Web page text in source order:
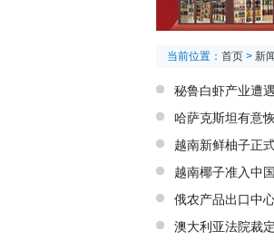
当前位置： 首页 > 新闻
秘鲁白虾产业遭
哈萨克斯坦有意
越南新鲜柚子正
越南椰子准入中
俄农产品出口中
澳大利亚法院裁